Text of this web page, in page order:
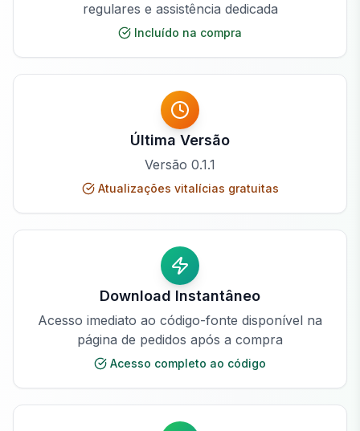
regulares e assistência dedicada
Incluído na compra
Última Versão
Versão 0.1.1
Atualizações vitalícias gratuitas
Download Instantâneo
Acesso imediato ao código-fonte disponível na
página de pedidos após a compra
Acesso completo ao código